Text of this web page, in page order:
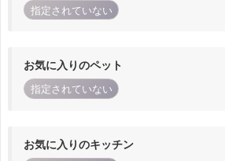
指定されていない
お気に入りのペット
指定されていない
お気に入りのキッチン